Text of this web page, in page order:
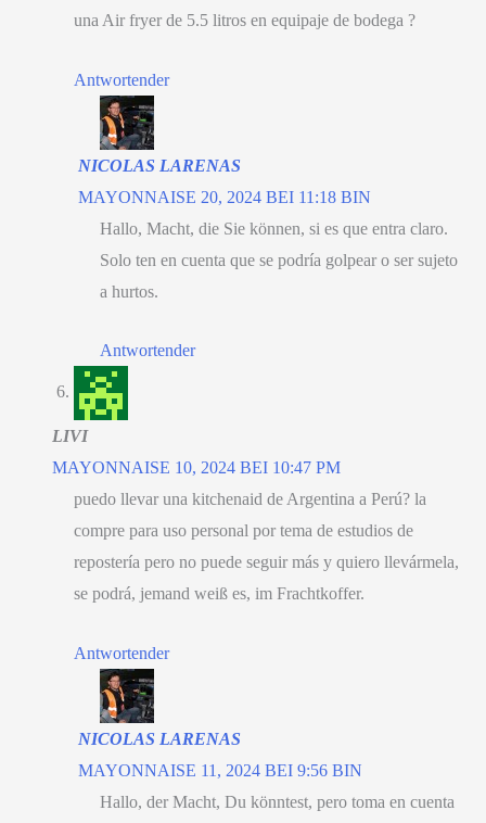
una Air fryer de 5.5 litros en equipaje de bodega ?
Antwortender
NICOLAS LARENAS
MAYONNAISE 20, 2024 BEI 11:18 BIN
Hallo, Macht, die Sie können, si es que entra claro.
Solo ten en cuenta que se podría golpear o ser sujeto
a hurtos.
Antwortender
LIVI
MAYONNAISE 10, 2024 BEI 10:47 PM
puedo llevar una kitchenaid de Argentina a Perú? la
compre para uso personal por tema de estudios de
repostería pero no puede seguir más y quiero llevármela,
se podrá, jemand weiß es, im Frachtkoffer.
Antwortender
NICOLAS LARENAS
MAYONNAISE 11, 2024 BEI 9:56 BIN
Hallo, der Macht, Du könntest, pero toma en cuenta